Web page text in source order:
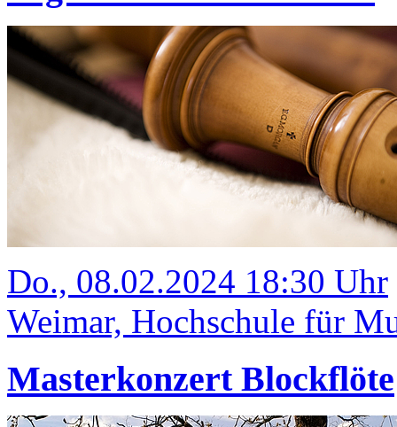
Do., 08.02.2024 18:30 Uhr
Weimar, Hochschule für
Masterkonzert Blockflöte